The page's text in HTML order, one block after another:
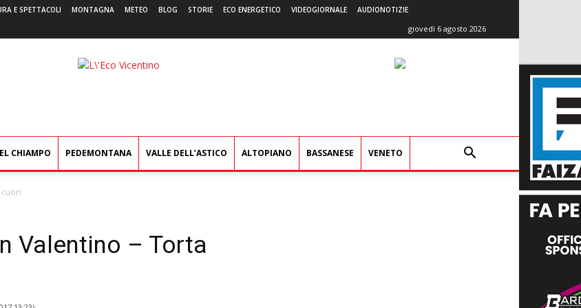
E SPETTACOLI MONTAGNA METEO BLOG STORIE ECO ENERGETICO VIDEOGIORNALE AUDIONOTIZIE
giovedì 6 agosto 2026
L'Eco
CHIAMPO PEDEMONTANA VALLE DELL’ASTICO ALTOPIANO BASSANESE VENETO
Valentino – Torta